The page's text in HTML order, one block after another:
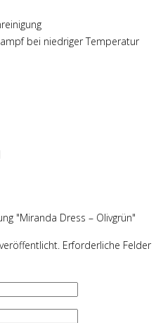
bei niedriger Temperatur
"Miranda Dress – Olivgrün"
Erforderliche Felder